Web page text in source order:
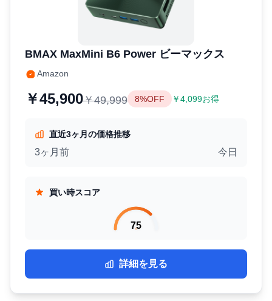
BMAX MaxMini B6 Power ビーマックス
Amazon
￥45,900￥49,999 8%OFF ￥4,099お得
直近3ヶ月の価格推移
3ヶ月前 今日
買い時スコア
75
詳細を見る